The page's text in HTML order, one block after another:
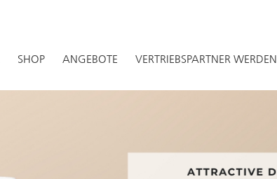
SHOP ANGEBOTE VERTRIEBSPARTNER WERDEN